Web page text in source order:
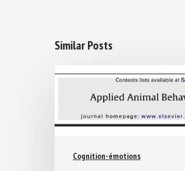
Similar Posts
Cognition-émotions